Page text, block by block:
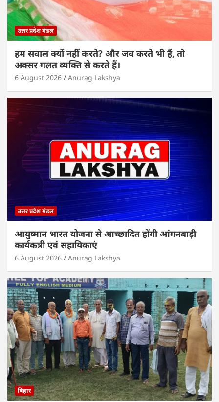
उत्तर प्रदेश मंडल
हम सवाल क्यों नहीं करते? और जब करते भी हैं, तो
अक्सर गलत व्यक्ति से करते हैं।
6 August 2026 Anurag Lakshya
उत्तर प्रदेश मंडल
आयुष्मान भारत योजना से आच्छादित होंगी आंगनबाड़ी
कार्यकत्री एवं सहायिकाएं
6 August 2026 Anurag Lakshya
बिहार